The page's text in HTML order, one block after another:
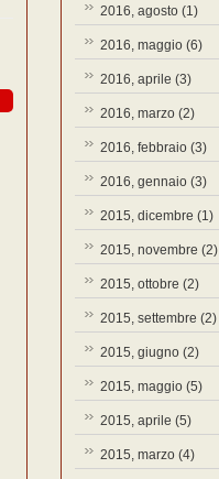
2016, agosto (1)
2016, maggio (6)
2016, aprile (3)
2016, marzo (2)
2016, febbraio (3)
2016, gennaio (3)
2015, dicembre (1)
2015, novembre (2)
2015, ottobre (2)
2015, settembre (2)
2015, giugno (2)
2015, maggio (5)
2015, aprile (5)
2015, marzo (4)